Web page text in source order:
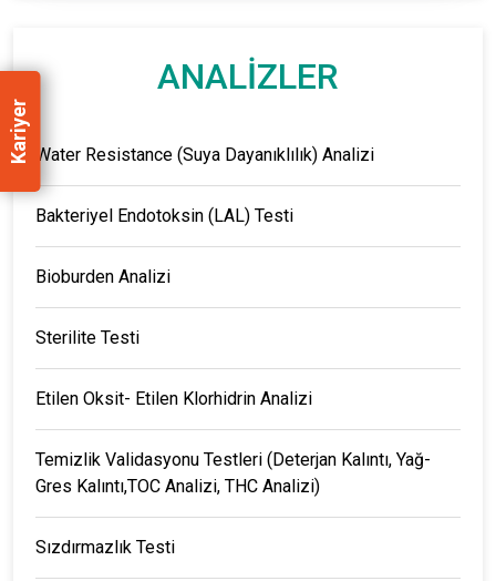
ANALİZLER
Water Resistance (Suya Dayanıklılık) Analizi
Bakteriyel Endotoksin (LAL) Testi
Bioburden Analizi
Sterilite Testi
Etilen Oksit- Etilen Klorhidrin Analizi
Temizlik Validasyonu Testleri (Deterjan Kalıntı, Yağ-
Gres Kalıntı,TOC Analizi, THC Analizi)
Sızdırmazlık Testi
Kariyer